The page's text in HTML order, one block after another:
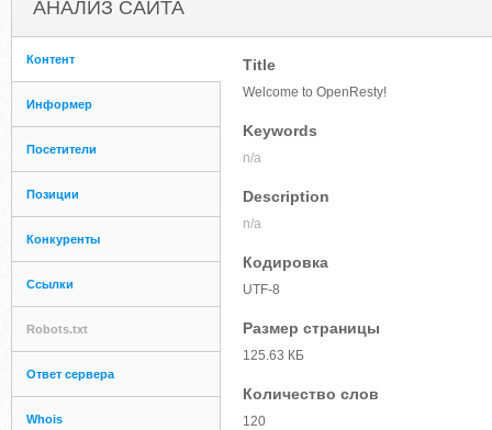
АНАЛИЗ САЙТА
Контент
Информер
Посетители
Позиции
Конкуренты
Ссылки
Robots.txt
Ответ сервера
Whois
Title
Welcome to OpenResty!
Keywords
n/a
Description
n/a
Кодировка
UTF-8
Размер страницы
125.63 КБ
Количество слов
120